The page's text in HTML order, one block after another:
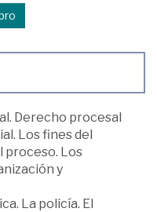
Derecho procesal
Los fines del
proceso. Los
y
La policía. El